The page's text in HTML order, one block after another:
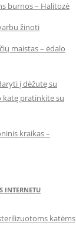
burnos – Halitozė
žinoti
maistas – ėdalo
į dėžutę su
katę pratinkite su
kraikas –
INTERNETU
katėms